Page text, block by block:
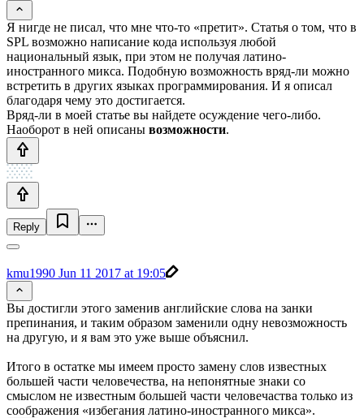
Я нигде не писал, что мне что-то «претит». Статья о том, что в
SPL возможно написание кода используя любой
национальный язык, при этом не получая латино-
иностранного микса. Подобную возможность вряд-ли можно
встретить в других языках программирования. И я описал
благодаря чему это достигается.
Вряд-ли в моей статье вы найдете осуждение чего-либо.
Наоборот в ней описаны возможности.
Reply
kmu1990 Jun 11 2017 at 19:05
Вы достигли этого заменив английские слова на занки
препинания, и таким образом заменили одну невозможность
на другую, и я вам это уже выше объяснил.
Итого в остатке мы имеем просто замену слов известных
большей части человечества, на непонятные знаки со
смыслом не известным большей части человечаства только из
соображения «избегания латино-иностранного микса».